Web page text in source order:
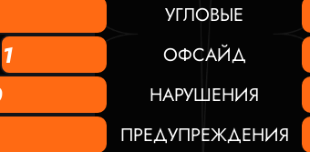
УГЛОВЫЕ
1
ОФСАЙД
НАРУШЕНИЯ
ПРЕДУПРЕЖДЕНИЯ